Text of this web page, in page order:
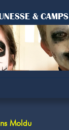
& CAMPS
Moldu